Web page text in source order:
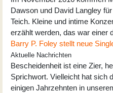
Dawson und David Langley
Teich. Kleine und intime
erzählt werden, das war einer
Barry P. Foley stellt neue
Aktuelle Nachrichten
Bescheidenheit ist eine Zier,
Sprichwort. Vielleicht hat sich
einigen Jahrzehnten in